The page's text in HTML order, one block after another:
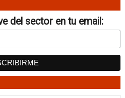
del sector en tu email: